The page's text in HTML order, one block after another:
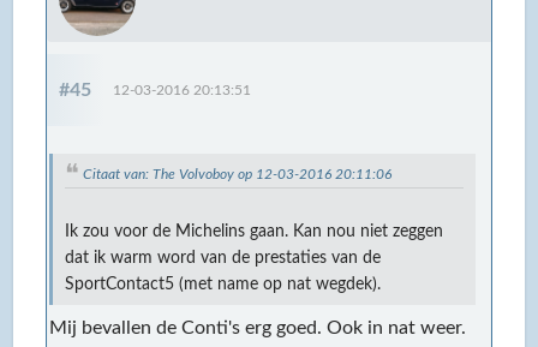
#45 12-03-2016 20:13:51
Citaat van: The Volvoboy op 12-03-2016 20:11:06
Ik zou voor de Michelins gaan. Kan nou niet zeggen
dat ik warm word van de prestaties van de
SportContact5 (met name op nat wegdek).
Mij bevallen de Conti's erg goed. Ook in nat weer.